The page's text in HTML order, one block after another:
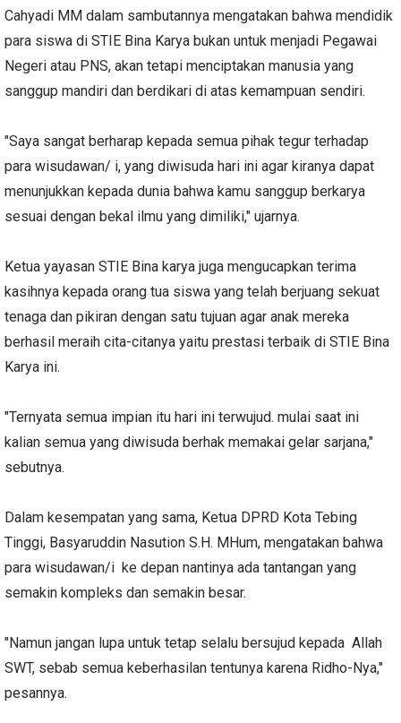
Cahyadi MM dalam sambutannya mengatakan bahwa mendidik
para siswa di STIE Bina Karya bukan untuk menjadi Pegawai
Negeri atau PNS, akan tetapi menciptakan manusia yang
sanggup mandiri dan berdikari di atas kemampuan sendiri.
"Saya sangat berharap kepada semua pihak tegur terhadap
para wisudawan/ i, yang diwisuda hari ini agar kiranya dapat
menunjukkan kepada dunia bahwa kamu sanggup berkarya
sesuai dengan bekal ilmu yang dimiliki," ujarnya.
Ketua yayasan STIE Bina karya juga mengucapkan terima
kasihnya kepada orang tua siswa yang telah berjuang sekuat
tenaga dan pikiran dengan satu tujuan agar anak mereka
berhasil meraih cita-citanya yaitu prestasi terbaik di STIE Bina
Karya ini.
"Ternyata semua impian itu hari ini terwujud. mulai saat ini
kalian semua yang diwisuda berhak memakai gelar sarjana,"
sebutnya.
Dalam kesempatan yang sama, Ketua DPRD Kota Tebing
Tinggi, Basyaruddin Nasution S.H. MHum, mengatakan bahwa
para wisudawan/i ke depan nantinya ada tantangan yang
semakin kompleks dan semakin besar.
"Namun jangan lupa untuk tetap selalu bersujud kepada Allah
SWT, sebab semua keberhasilan tentunya karena Ridho-Nya,"
pesannya.